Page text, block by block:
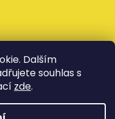
Dalším
souhlas s
zde.